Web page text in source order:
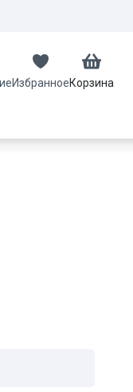
ИзбранноеКорзина